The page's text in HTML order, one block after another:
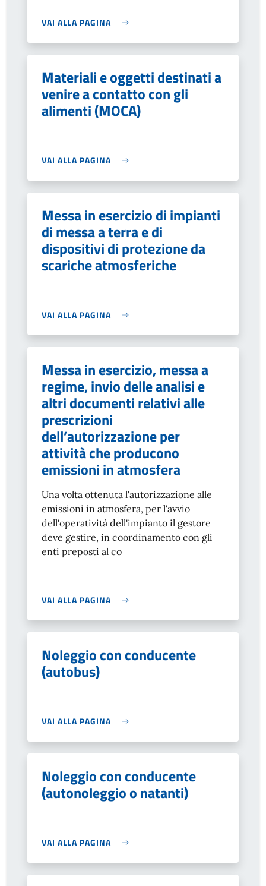
VAI ALLA PAGINA
Materiali e oggetti destinati a
venire a contatto con gli
alimenti (MOCA)
VAI ALLA PAGINA
Messa in esercizio di impianti
di messa a terra e di
dispositivi di protezione da
scariche atmosferiche
VAI ALLA PAGINA
Messa in esercizio, messa a
regime, invio delle analisi e
altri documenti relativi alle
prescrizioni
dell’autorizzazione per
attività che producono
emissioni in atmosfera
Una volta ottenuta l'autorizzazione alle
emissioni in atmosfera, per l'avvio
dell'operatività dell'impianto il gestore
deve gestire, in coordinamento con gli
enti preposti al co
VAI ALLA PAGINA
Noleggio con conducente
(autobus)
VAI ALLA PAGINA
Noleggio con conducente
(autonoleggio o natanti)
VAI ALLA PAGINA